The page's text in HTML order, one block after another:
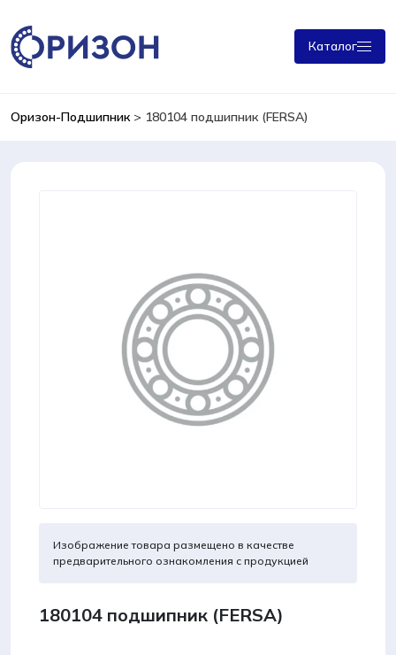
Каталог
Оризон-Подшипник> 180104 подшипник (FERSA)
Изображение товара размещено в качестве
предварительного ознакомления с продукцией
180104 подшипник (FERSA)